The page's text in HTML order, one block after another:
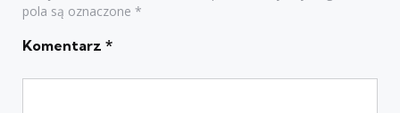
pola są oznaczone *
Komentarz *